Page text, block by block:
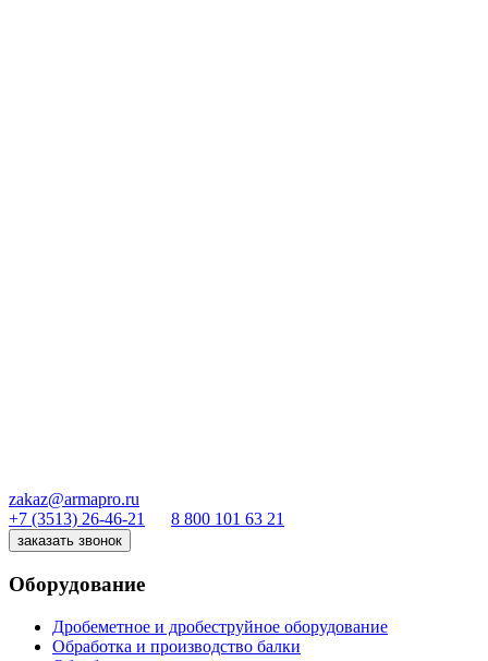
zakaz@armapro.ru
+7 (3513) 26-46-21
8 800 101 63 21
заказать звонок
Оборудование
Дробеметное и дробеструйное оборудование
Обработка и производство балки